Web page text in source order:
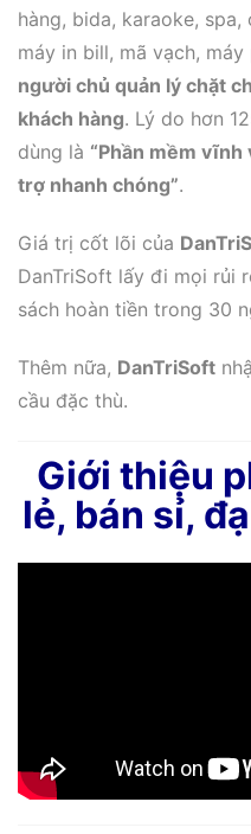
hàng, bida, karaoke,
máy in bill, mã vạch,
người chủ quản lý chặt
khách hàng. Lý do hơn
dùng là “Phần mềm vĩnh
trợ nhanh chóng”.
Giá trị cốt lõi của
DanTriSoft lấy đi mọi rủi
sách hoàn tiền trong 30
Thêm nữa, DanTriSoft
cầu đặc thù.
Giới thiệu
lẻ, bán sỉ,